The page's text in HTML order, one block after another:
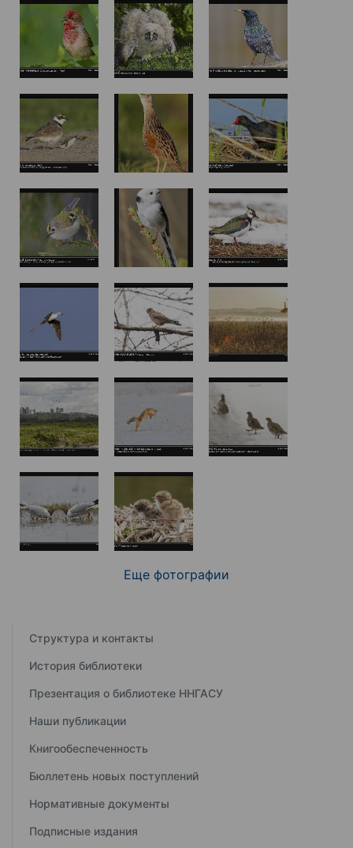
Еще фотографии
Структура и контакты
История библиотеки
Презентация о библиотеке ННГАСУ
Наши публикации
Книгообеспеченность
Бюллетень новых поступлений
Нормативные документы
Подписные издания